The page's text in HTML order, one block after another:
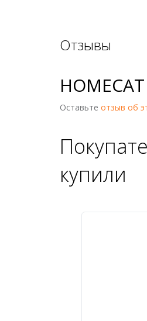
Отзывы
Оставьте отзыв об
купили